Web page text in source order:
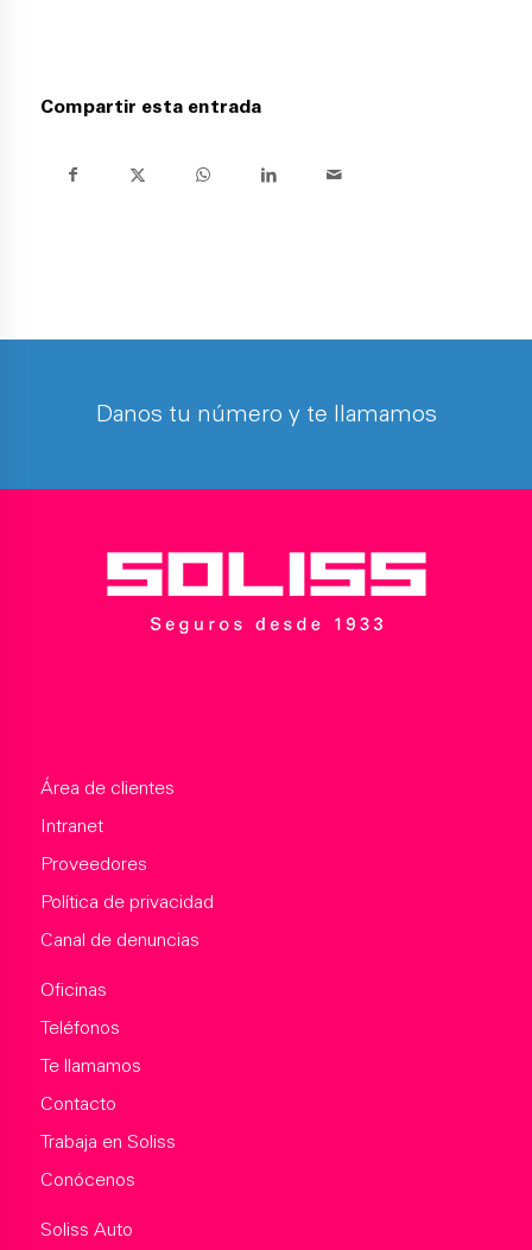
Compartir esta entrada
Danos tu número y te llamamos
Área de clientes
Intranet
Proveedores
Política de privacidad
Canal de denuncias
Oficinas
Teléfonos
Te llamamos
Contacto
Trabaja en Soliss
Conócenos
Soliss Auto